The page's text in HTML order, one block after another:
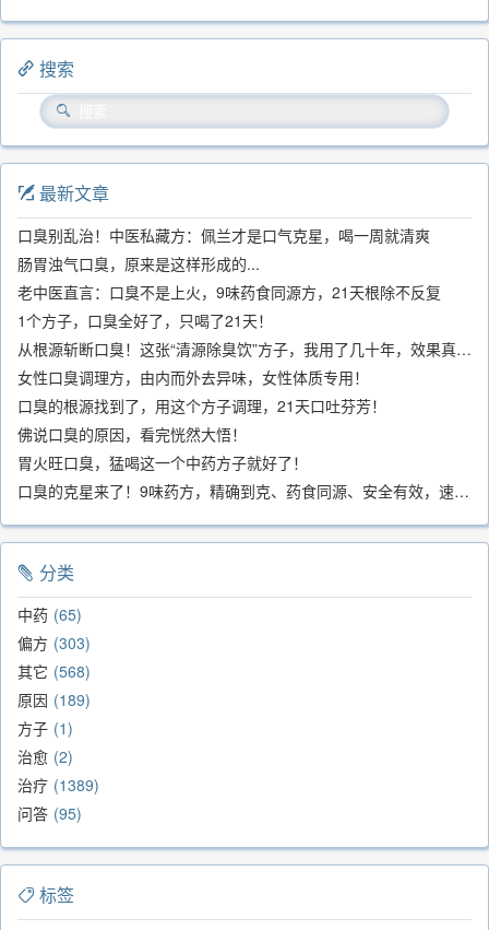
搜索
最新文章
口臭别乱治！中医私藏方：佩兰才是口气克星，喝一周就清爽
肠胃浊气口臭，原来是这样形成的...
老中医直言：口臭不是上火，9味药食同源方，21天根除不反复
1个方子，口臭全好了，只喝了21天！
从根源斩断口臭！这张“清源除臭饮”方子，我用了几十年，效果真不错
女性口臭调理方，由内而外去异味，女性体质专用！
口臭的根源找到了，用这个方子调理，21天口吐芬芳！
佛说口臭的原因，看完恍然大悟！
胃火旺口臭，猛喝这一个中药方子就好了！
口臭的克星来了！9味药方，精确到克、药食同源、安全有效，速看！
分类
中药 65
偏方 303
其它 568
原因 189
方子 1
治愈 2
治疗 1389
问答 95
标签